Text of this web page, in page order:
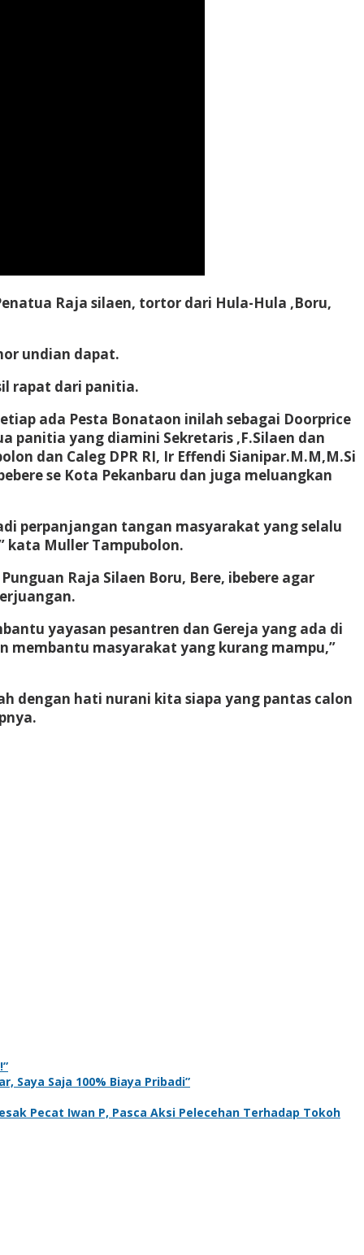
Raja silaen, tortor dari Hula-Hula ,Boru,
undian dapat.
rapat dari panitia.
ada Pesta Bonataon inilah sebagai Doorprice
panitia yang diamini Sekretaris ,F.Silaen dan
dan Caleg DPR RI, Ir Effendi Sianipar.M.M,M.Si
se Kota Pekanbaru dan juga meluangkan
perpanjangan tangan masyarakat yang selalu
kata Muller Tampubolon.
Raja Silaen Boru, Bere, ibebere agar
yayasan pesantren dan Gereja yang ada di
membantu masyarakat yang kurang mampu,”
dengan hati nurani kita siapa yang pantas calon
Saya Saja 100% Biaya Pribadi”
Pecat Iwan P, Pasca Aksi Pelecehan Terhadap Tokoh